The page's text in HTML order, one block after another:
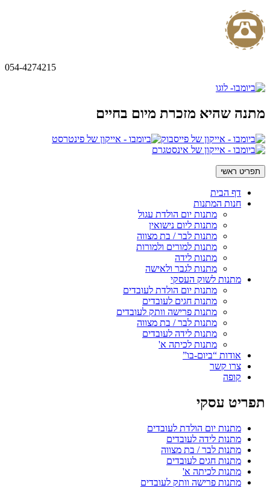
054-4274215
מתנה שהיא מזכרת מיום בחיים
תפריט ראשי
דף הבית
חנות המתנות
מתנות יום הולדת עגול
מתנות ליום נישואין
מתנות לבר / בת מצווה
מתנות למורים ולמורות
מתנות לידה
מתנות לגבר ולאישה
מתנות לשוק העסקי
מתנות יום הולדת לעובדים
מתנות חגים לעובדים
מתנות פרישה וותק לעובדים
מתנות לבר / בת מצווה
מתנות לידה לעובדים
מתנות לכיתה א'
אודות “ביום-בו”
צרו קשר
קופה
תפריט עסקי
מתנות יום הולדת לעובדים
מתנות לידה לעובדים
מתנות לבר / בת מצווה
מתנות חגים לעובדים
מתנות לכיתה א'
מתנות פרישה וותק לעובדים